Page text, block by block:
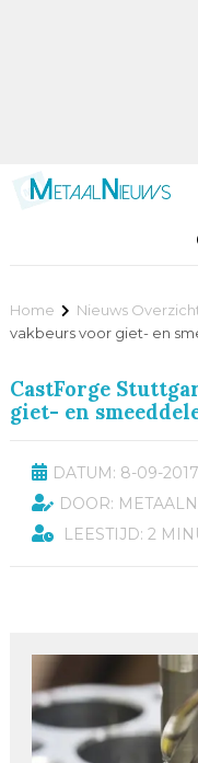
Home Nieuws
vakbeurs voor giet- en
CastForge
giet- en
DATUM: 8-09-2017
DOOR:
LEESTIJD: 2